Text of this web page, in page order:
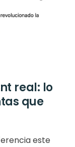
real: lo
que
este